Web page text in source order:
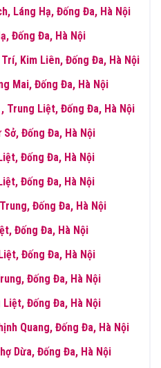
Láng Hạ, Đống Đa, Hà Nội
Đống Đa, Hà Nội
Kim Liên, Đống Đa, Hà Nội
Mai, Đống Đa, Hà Nội
, Trung Liệt, Đống Đa, Hà Nội
Sở, Đống Đa, Hà Nội
Đống Đa, Hà Nội
Đống Đa, Hà Nội
Đống Đa, Hà Nội
Đống Đa, Hà Nội
Đống Đa, Hà Nội
Đống Đa, Hà Nội
Đống Đa, Hà Nội
Quang, Đống Đa, Hà Nội
Dừa, Đống Đa, Hà Nội